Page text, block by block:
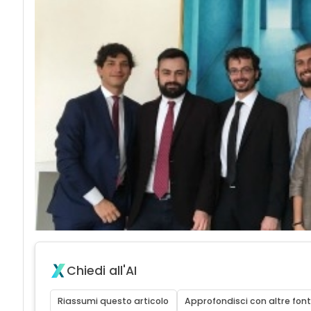
Chiedi all'AI
Riassumi questo articolo Approfondisci con altre